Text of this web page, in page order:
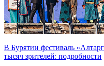
В Бурятии фестиваль
тысяч зрителей: подробности